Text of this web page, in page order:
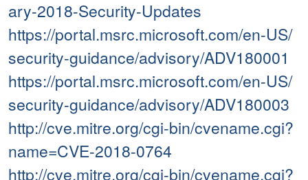
ary-2018-Security-Updates
https://portal.msrc.microsoft.com/en-US/
security-guidance/advisory/ADV180001
https://portal.msrc.microsoft.com/en-US/
security-guidance/advisory/ADV180003
http://cve.mitre.org/cgi-bin/cvename.cgi?
name=CVE-2018-0764
http://cve.mitre.org/cgi-bin/cvename.cgi?